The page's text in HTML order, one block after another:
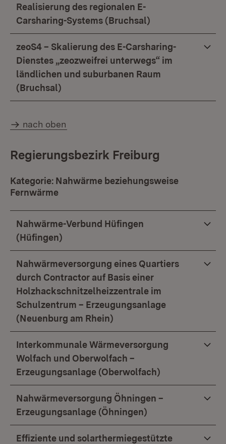
Realisierung des regionalen E-
Carsharing-Systems (Bruchsal)
zeoS4 – Skalierung des E-Carsharing-
Dienstes „zeozweifrei unterwegs“ im
ländlichen und suburbanen Raum
(Bruchsal)
nach oben
Regierungsbezirk Freiburg
Kategorie: Nahwärme beziehungsweise
Fernwärme
Nahwärme-Verbund Hüfingen
(Hüfingen)
Nahwärmeversorgung eines Quartiers
durch Contractor auf Basis einer
Holzhackschnitzelheizzentrale im
Schulzentrum – Erzeugungsanlage
(Neuenburg am Rhein)
Interkommunale Wärmeversorgung
Wolfach und Oberwolfach –
Erzeugungsanlage (Oberwolfach)
Nahwärmeversorgung Öhningen –
Erzeugungsanlage (Öhningen)
Effiziente und solarthermiegestützte